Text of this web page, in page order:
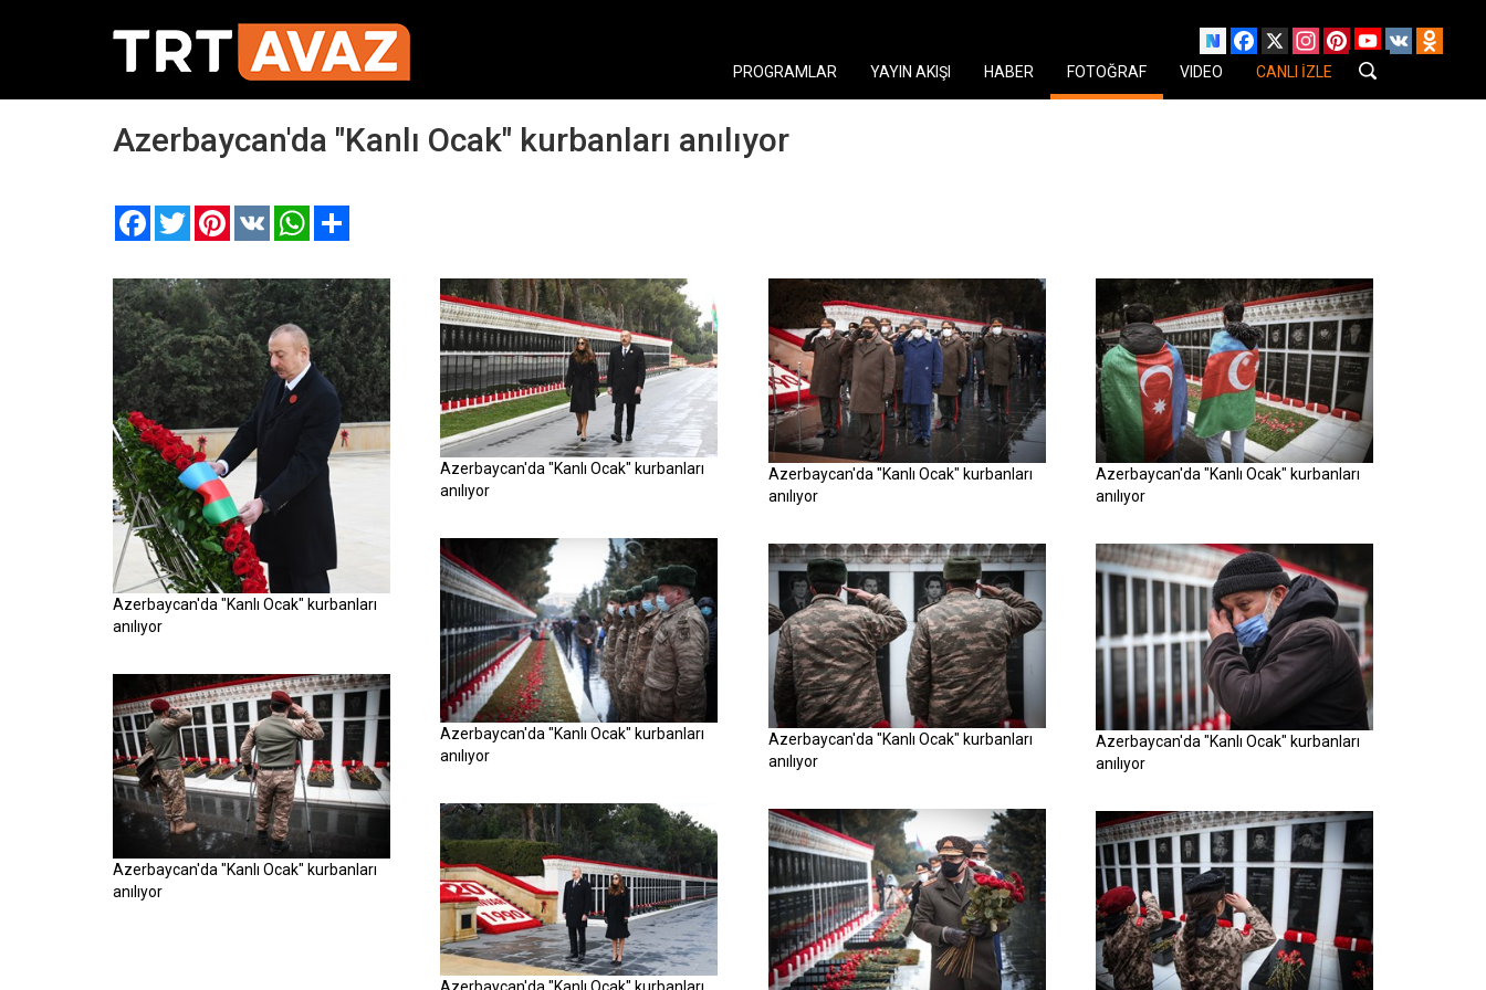
Facebook
X Instagram
PinterestYouTube
VK
PROGRAMLAR YAYIN AKIŞI HABER FOTOĞRAF VIDEO CANLI İZLE
Azerbaycan'da "Kanlı Ocak" kurbanları anılıyor
FacebookTwitterPinterest
VK WhatsApp
Azerbaycan'da "Kanlı Ocak" kurbanları
anılıyor
Azerbaycan'da "Kanlı Ocak" kurbanları
anılıyor
Azerbaycan'da "Kanlı Ocak" kurbanları
anılıyor
Azerbaycan'da "Kanlı Ocak" kurbanları
anılıyor
Azerbaycan'da "Kanlı Ocak" kurbanları
anılıyor
Azerbaycan'da "Kanlı Ocak" kurbanları
anılıyor
Azerbaycan'da "Kanlı Ocak" kurbanları
anılıyor
Azerbaycan'da "Kanlı Ocak" kurbanları
anılıyor